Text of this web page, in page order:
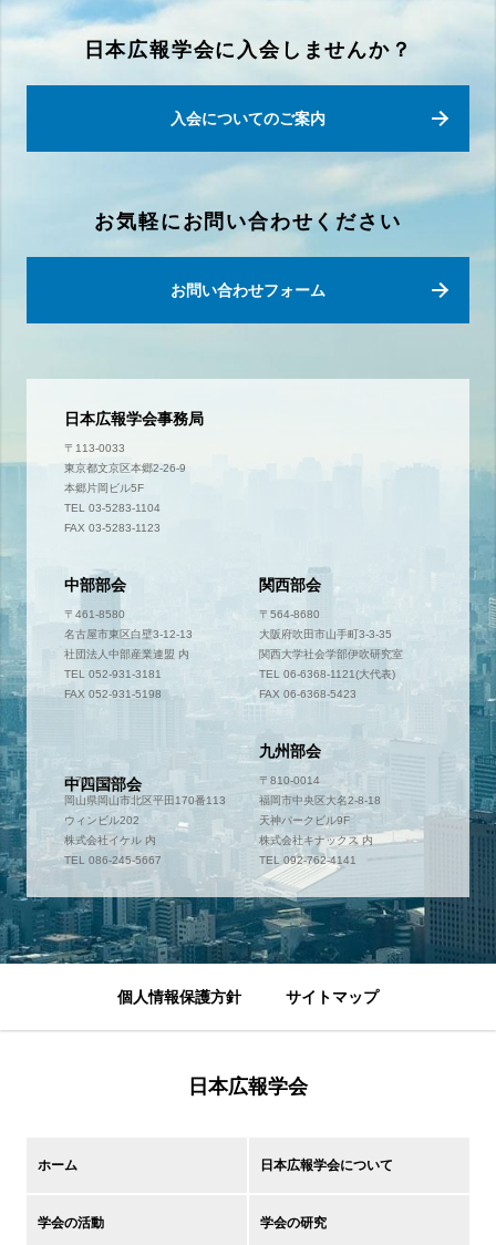
日本広報学会に入会しませんか？
入会についてのご案内
お気軽にお問い合わせください
お問い合わせフォーム
日本広報学会事務局
〒113-0033
東京都文京区本郷2-26-9
本郷片岡ビル5F
TEL 03-5283-1104
FAX 03-5283-1123
中部部会
〒461-8580
名古屋市東区白壁3-12-13
社団法人中部産業連盟 内
TEL 052-931-3181
FAX 052-931-5198
関西部会
〒564-8680
大阪府吹田市山手町3-3-35
関西大学社会学部伊吹研究室
TEL 06-6368-1121(大代表)
FAX 06-6368-5423
中四国部会
〒700-0952
岡山県岡山市北区平田170番113
ウィンビル202
株式会社イケル 内
TEL 086-245-5667
九州部会
〒810-0014
福岡市中央区大名2-8-18
天神パークビル9F
株式会社キナックス 内
TEL 092-762-4141
個人情報保護方針 サイトマップ
日本広報学会
ホーム 日本広報学会について
学会の活動 学会の研究